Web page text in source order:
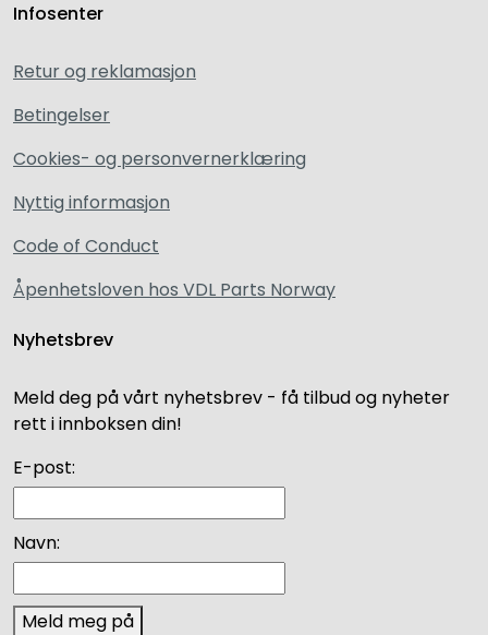
Infosenter
Retur og reklamasjon
Betingelser
Cookies- og personvernerklæring
Nyttig informasjon
Code of Conduct
Åpenhetsloven hos VDL Parts Norway
Nyhetsbrev
Meld deg på vårt nyhetsbrev - få tilbud og nyheter
rett i innboksen din!
E-post:
Navn:
Meld meg på